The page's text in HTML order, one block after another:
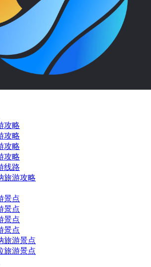
攻略
攻略
攻略
攻略
线路
旅游攻略
景点
景点
景点
景点
旅游景点
旅游景点